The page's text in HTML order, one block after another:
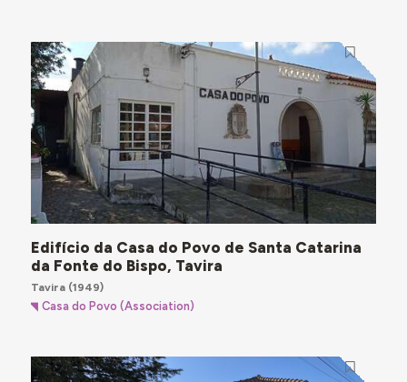
Edifício da Casa do Povo de Santa Catarina
da Fonte do Bispo, Tavira
Tavira(1949)
Casa do Povo (Association)